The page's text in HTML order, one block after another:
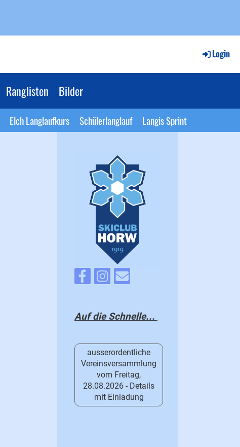
Login
Ranglisten Bilder
Elch Langlaufkurs Schülerlanglauf Langis Sprint
Auf die Schnelle...
ausserordentliche
Vereinsversammlung
vom Freitag,
28.08.2026 - Details
mit Einladung